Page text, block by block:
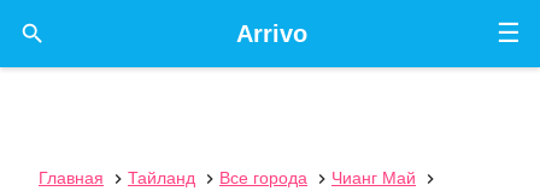
☰
Arrivo

Главная  Тайланд  Все города  Чианг Май
